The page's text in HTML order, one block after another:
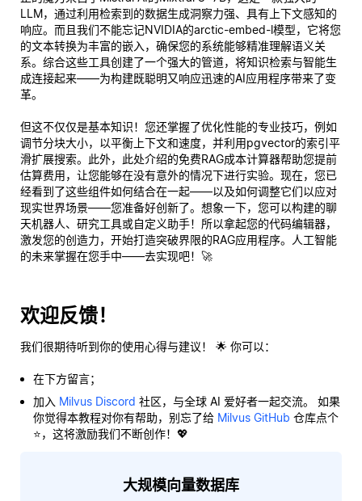
LLM，通过利用检索到的数据生成洞察力强、具有上下文感知的
响应。而且我们不能忘记NVIDIA的arctic-embed-l模型，它将您
的文本转换为丰富的嵌入，确保您的系统能够精准理解语义关
系。综合这些工具创建了一个强大的管道，将知识检索与智能生
成连接起来——为构建既聪明又响应迅速的AI应用程序带来了变
革。
但这不仅仅是基本知识！您还掌握了优化性能的专业技巧，例如
调节分块大小，以平衡上下文和速度，并利用pgvector的索引平
滑扩展搜索。此外，此处介绍的免费RAG成本计算器帮助您提前
估算费用，让您能够在没有意外的情况下进行实验。现在，您已
经看到了这些组件如何结合在一起——以及如何调整它们以应对
现实世界场景——您准备好创新了。想象一下，您可以构建的聊
天机器人、研究工具或自定义助手！所以拿起您的代码编辑器，
激发您的创造力，开始打造突破界限的RAG应用程序。人工智能
的未来掌握在您手中——去实现吧！🚀
欢迎反馈！
我们很期待听到你的使用心得与建议！ 🌟 你可以：
在下方留言；
加入 Milvus Discord 社区，与全球 AI 爱好者一起交流。 如果
你觉得本教程对你有帮助，别忘了给 Milvus GitHub 仓库点个
⭐，这将激励我们不断创作！💖
大规模向量数据库